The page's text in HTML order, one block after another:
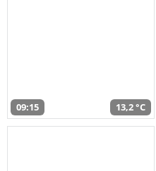
09:15 13,2 °C